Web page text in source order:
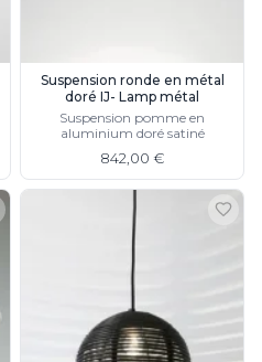
Suspension ronde en métal
doré IJ- Lamp métal
Suspension pomme en
aluminium doré satiné
842,00 €